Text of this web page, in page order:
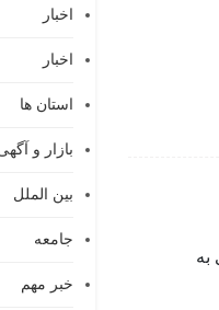
به
اخبار
اخبار
استان ها
بازار و
بین الملل
جامعه
خبر مهم